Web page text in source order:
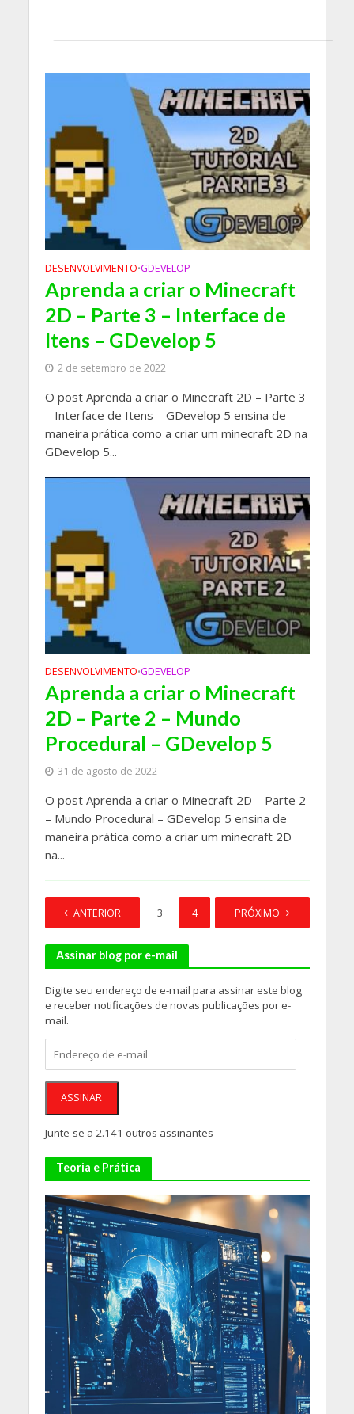
DESENVOLVIMENTO•GDEVELOP
Aprenda a criar o Minecraft
2D – Parte 3 – Interface de
Itens – GDevelop 5
2 de setembro de 2022
O post Aprenda a criar o Minecraft 2D – Parte 3
– Interface de Itens – GDevelop 5 ensina de
maneira prática como a criar um minecraft 2D na
GDevelop 5...
DESENVOLVIMENTO•GDEVELOP
Aprenda a criar o Minecraft
2D – Parte 2 – Mundo
Procedural – GDevelop 5
31 de agosto de 2022
O post Aprenda a criar o Minecraft 2D – Parte 2
– Mundo Procedural – GDevelop 5 ensina de
maneira prática como a criar um minecraft 2D
na...
ANTERIOR
1 3 4 6
PRÓXIMO
Assinar blog por e-mail
Digite seu endereço de e-mail para assinar este blog
e receber notificações de novas publicações por e-
mail.
de
ASSINAR
Junte-se a 2.141 outros assinantes
Teoria e Prática